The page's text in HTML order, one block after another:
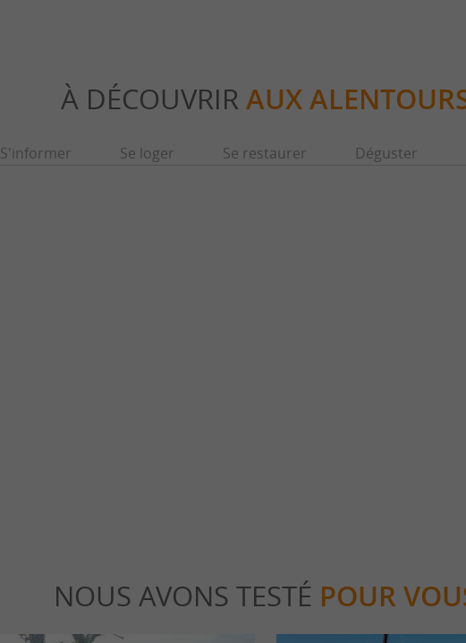
À DÉCOUVRIR AUX
S'informer Se loger Se restaurer Déguster
NOUS AVONS TESTÉ POUR